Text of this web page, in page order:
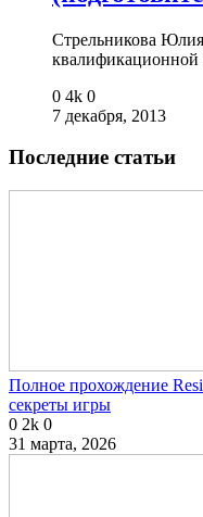
Стрельникова
0 4k 0
7 декабря, 2013
Последние статьи
Полное прохождение
секреты игры
0 2k 0
31 марта, 2026